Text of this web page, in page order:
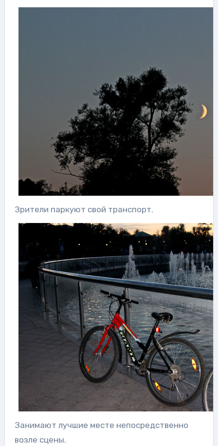
Зрители паркуют свой транспорт.
Занимают лучшие месте непосредственно
возле сцены.